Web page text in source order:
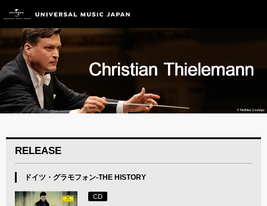
RELEASE
ドイツ・グラモフォン-THE HISTORY
CD